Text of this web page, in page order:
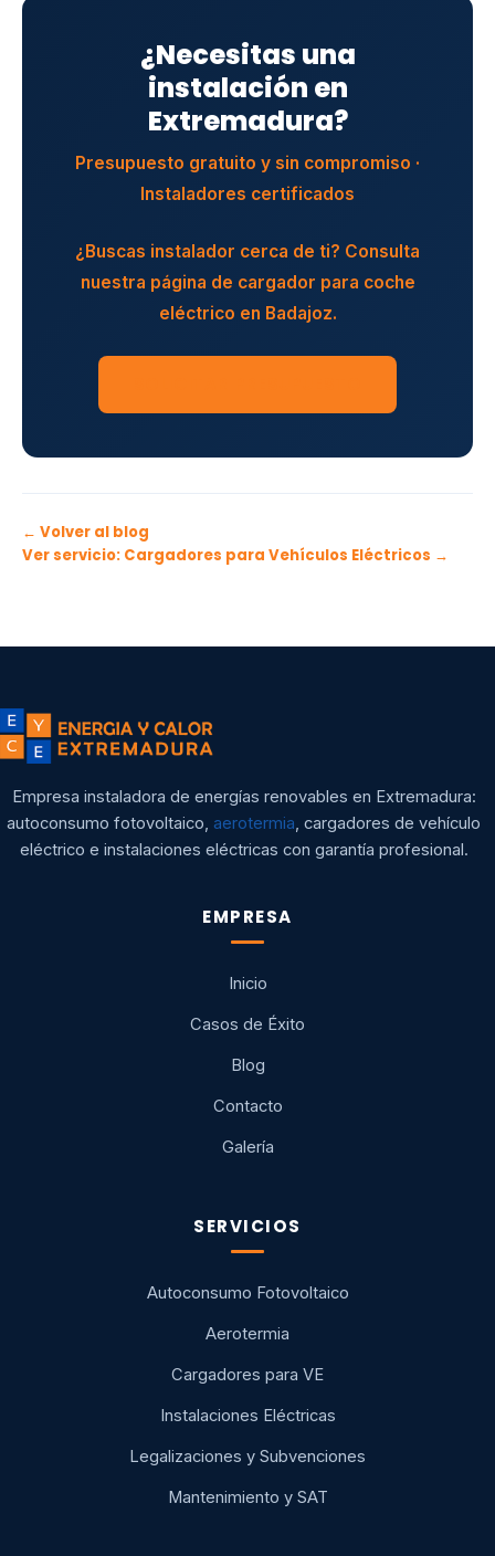
¿Necesitas una
instalación en
Extremadura?
Presupuesto gratuito y sin compromiso ·
Instaladores certificados
¿Buscas instalador cerca de ti? Consulta
nuestra página de cargador para coche
eléctrico en Badajoz.
← Volver al blog
Ver servicio: Cargadores para Vehículos Eléctricos →
Empresa instaladora de energías renovables en Extremadura:
autoconsumo fotovoltaico,aerotermia, cargadores de vehículo
eléctrico e instalaciones eléctricas con garantía profesional.
EMPRESA
Inicio
Casos de Éxito
Blog
Contacto
Galería
SERVICIOS
Autoconsumo Fotovoltaico
Aerotermia
Cargadores para VE
Instalaciones Eléctricas
Legalizaciones y Subvenciones
Mantenimiento y SAT